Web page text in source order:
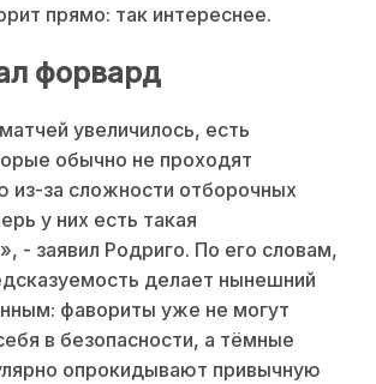
прямо: так интереснее.
форвард
увеличилось, есть
обычно не проходят
из-за сложности отборочных
у них есть такая
- заявил Родриго. По его словам,
делает нынешний
фавориты уже не могут
в безопасности, а тёмные
опрокидывают привычную